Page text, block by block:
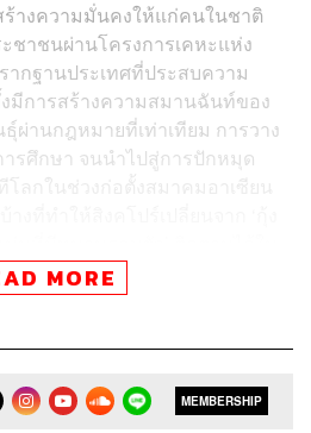
ร้างความมั่นคงให้แก่คนในชาติ
ชาชนผ่านโครงการเคหะแห่ง
ากฐานประเทศที่ประสบความ
มีการสร้างความสมานฉันท์ของ
ผ่านกฎหมายที่เท่าเทียม การวาง
ารศึกษา จนนำไปสู่การปักหมุด
โลกในช่วงก่อตั้งสมาคมอาเซียน
Minutes History
MORE
MEMBERSHIP